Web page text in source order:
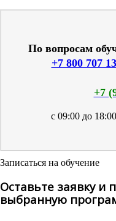
По вопросам
+7 800 707
+7
с 09:00 до
Записаться на обучение
Оставьте заявку и
выбранную